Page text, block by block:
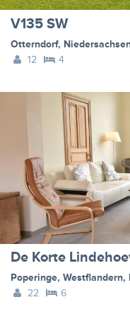
V135 SW
Otterndorf,
12
4
De Korte
Poperinge, Westflandern,
22
6